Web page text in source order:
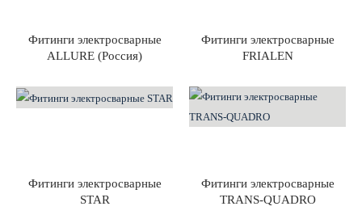
Фитинги электросварные
ALLURE (Россия)
Фитинги электросварные
FRIALEN
Фитинги электросварные
STAR
Фитинги электросварные
TRANS-QUADRO